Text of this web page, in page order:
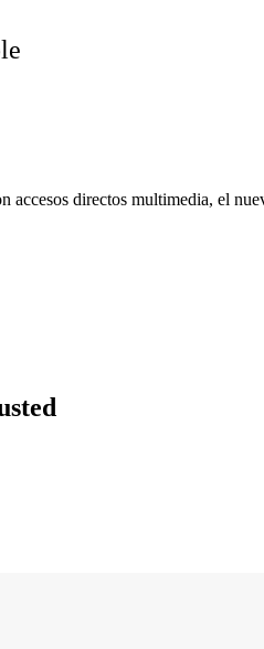
accesos directos multimedia, el